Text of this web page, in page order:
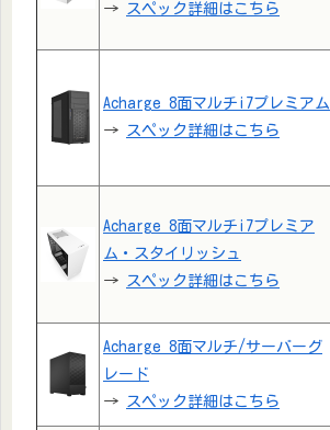
→
スペック詳細はこちら
Acharge 8面マルチi7プレミアム
→
スペック詳細はこちら
Acharge 8面マルチi7プレミア
ム・スタイリッシュ
→
スペック詳細はこちら
Acharge 8面マルチ/サーバーグ
レード
→
スペック詳細はこちら